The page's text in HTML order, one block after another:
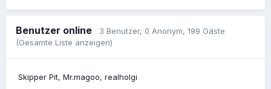
Benutzer online 3 Benutzer, 0 Anonym, 199 Gäste
(Gesamte Liste anzeigen)
Skipper Pit Mr.magoo realholgi